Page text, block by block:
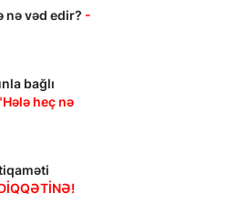
nə vəd edir? -
bağlı
heç nə